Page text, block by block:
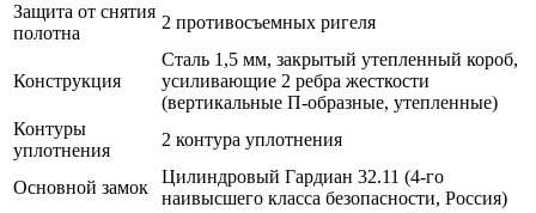
Защита от снятия
полотна
2 противосъемных ригеля
Конструкция
Сталь 1,5 мм, закрытый утепленный короб,
усиливающие 2 ребра жесткости
(вертикальные П-образные, утепленные)
Контуры
уплотнения
2 контура уплотнения
Основной замок
Цилиндровый Гардиан 32.11 (4-го
наивысшего класса безопасности, Россия)